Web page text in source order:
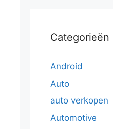
Categorieën
Android
Auto
auto verkopen
Automotive